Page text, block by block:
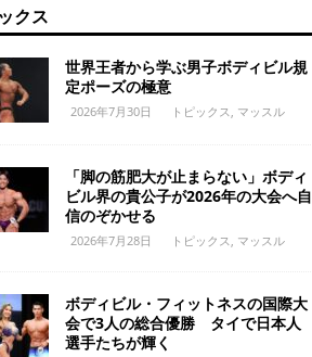
クス
世界王者から学ぶ男子ボディビル規
定ポーズの極意
2026年7月30日 トピックス マッスル
「脚の筋肥大が止まらない」ボディ
ビル界の貴公子が2026年の大会へ自
信のぞかせる
2026年7月28日 トピックス マッスル
ボディビル・フィットネスの国際大
会で3人の総合優勝 タイで日本人
選手たちが輝く